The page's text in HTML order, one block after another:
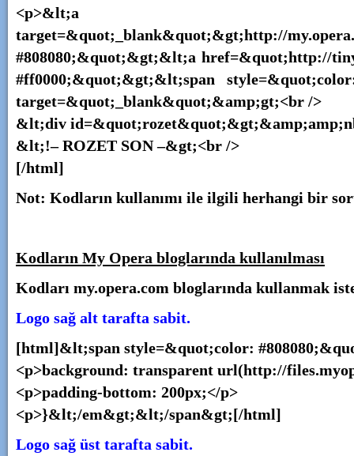
<p>&lt;a href=&quot;http://
target=&quot;_blank&quot;&gt;http://
#808080;&quot;&gt;&lt;a href=&quot;http://
#ff0000;&quot;&gt;&lt;span
target=&quot;_blank&quot;&amp;gt;<br />
&lt;div
&lt;!– ROZET SON –&gt;<br />
[/html]
Not: Kodların kullanımı ile ilgili herhangi bir
Kodların My Opera bloglarında kullanılması
Kodları my.opera.com bloglarında kullanmak
Logo sağ alt tarafta sabit.
[html]&lt;span style=&quot;color:
<p>background: transparent url(http://
<p>padding-bottom: 200px;</p>
<p>}&lt;/em&gt;&lt;/span&gt;[/html]
Logo sağ üst tarafta sabit.